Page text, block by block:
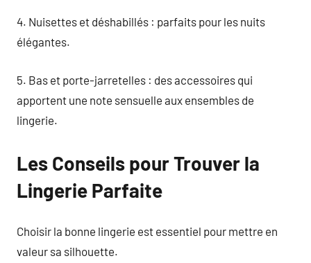
4. Nuisettes et déshabillés : parfaits pour les nuits
élégantes.
5. Bas et porte-jarretelles : des accessoires qui
apportent une note sensuelle aux ensembles de
lingerie.
Les Conseils pour Trouver la
Lingerie Parfaite
Choisir la bonne lingerie est essentiel pour mettre en
valeur sa silhouette.